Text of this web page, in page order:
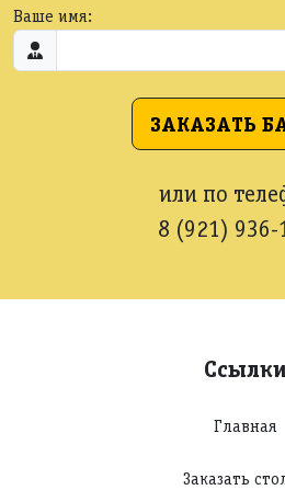
Ваше имя:
ЗАКАЗАТЬ
или по
8 (921) 936-
Ссылки
Главная
Заказать